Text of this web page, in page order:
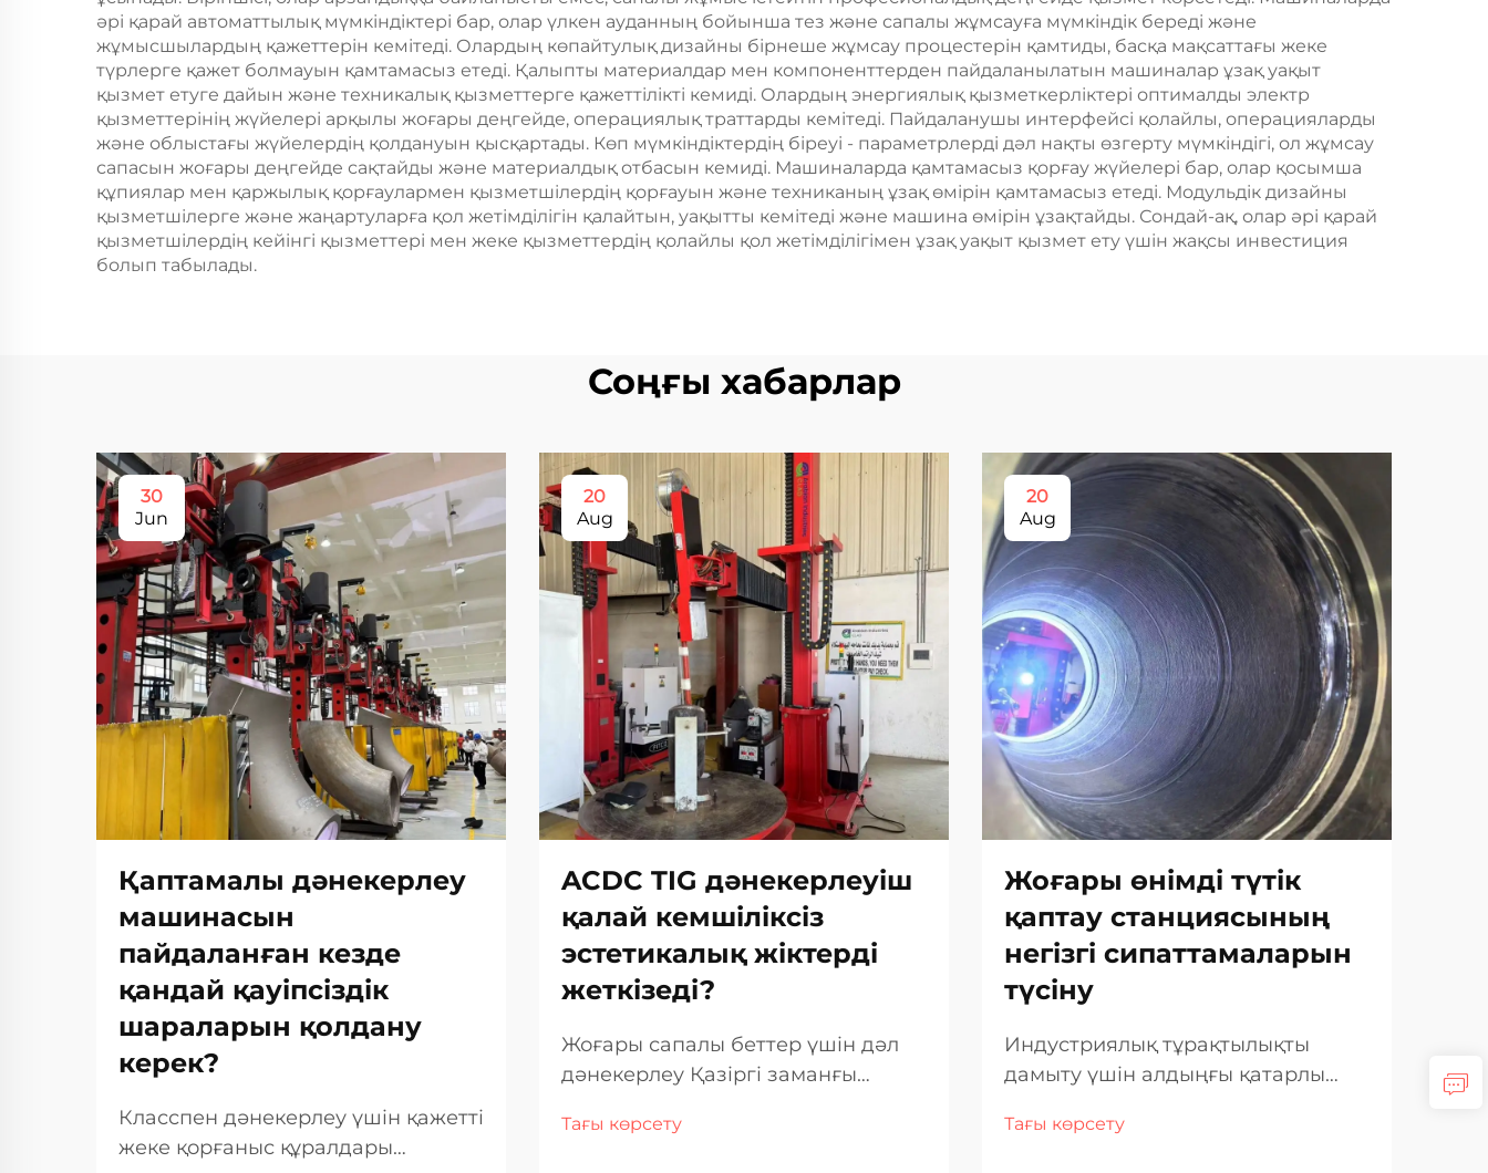
әрі қарай автоматтылық мүмкіндіктері бар, олар үлкен ауданның бойынша тез және сапалы жұмсауға мүмкіндік береді және
жұмысшылардың қажеттерін кемітеді. Олардың көпайтулық дизайны бірнеше жұмсау процестерін қамтиды, басқа мақсаттағы жеке
түрлерге қажет болмауын қамтамасыз етеді. Қалыпты материалдар мен компоненттерден пайдаланылатын машиналар ұзақ уақыт
қызмет етуге дайын және техникалық қызметтерге қажеттілікті кемиді. Олардың энергиялық қызметкерліктері оптималды электр
қызметтерінің жүйелері арқылы жоғары деңгейде, операциялық траттарды кемітеді. Пайдаланушы интерфейсі қолайлы, операцияларды
және облыстағы жүйелердің қолдануын қысқартады. Көп мүмкіндіктердің біреуі - параметрлерді дәл нақты өзгерту мүмкіндігі, ол жұмсау
сапасын жоғары деңгейде сақтайды және материалдық отбасын кемиді. Машиналарда қамтамасыз қорғау жүйелері бар, олар қосымша
құпиялар мен қаржылық қорғаулармен қызметшілердің қорғауын және техниканың ұзақ өмірін қамтамасыз етеді. Модульдік дизайны
қызметшілерге және жаңартуларға қол жетімділігін қалайтын, уақытты кемітеді және машина өмірін ұзақтайды. Сондай-ақ, олар әрі қарай
қызметшілердің кейінгі қызметтері мен жеке қызметтердің қолайлы қол жетімділігімен ұзақ уақыт қызмет ету үшін жақсы инвестиция
болып табылады.
Соңғы хабарлар
30
Jun
Қаптамалы дәнекерлеу
машинасын
пайдаланған кезде
қандай қауіпсіздік
шараларын қолдану
керек?
Класспен дәнекерлеу үшін қажетті
жеке қорғаныс құралдары
20
Aug
ACDC TIG дәнекерлеуіш
қалай кемшіліксіз
эстетикалық жіктерді
жеткізеді?
Жоғары сапалы беттер үшін дәл
дәнекерлеу Қазіргі заманғы
беріктігі өзара байланысты болуы
Тағы көрсету
20
Aug
Жоғары өнімді түтік
қаптау станциясының
негізгі сипаттамаларын
түсіну
Индустриялық тұрақтылықты
дамыту үшін алдыңғы қатарлы
мұнай-химиялық және электр
Тағы көрсету